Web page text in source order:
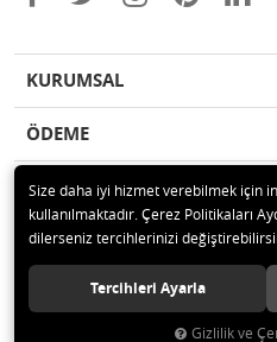
KURUMSAL
ÖDEME
İLETİŞİM
© 2020 MAG OTOMOTİV
Size daha iyi hizmet verebilmek için
kullanılmaktadır. Çerez Politikaları
dilerseniz tercihlerinizi
Tercihleri Ayarla
Gizlilik ve